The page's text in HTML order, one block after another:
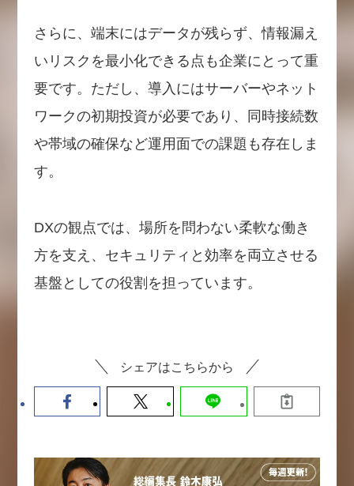
さらに、端末にはデータが残らず、情報漏え
いリスクを最小化できる点も企業にとって重
要です。ただし、導入にはサーバーやネット
ワークの初期投資が必要であり、同時接続数
や帯域の確保など運用面での課題も存在しま
す。
DXの観点では、場所を問わない柔軟な働き
方を支え、セキュリティと効率を両立させる
基盤としての役割を担っています。
シェアはこちらから